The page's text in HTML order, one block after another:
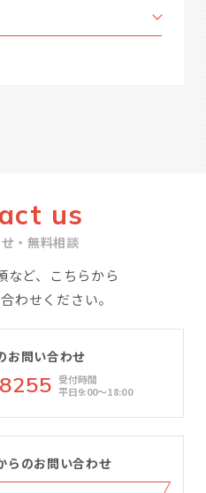
us
・無料相談
など、こちらから
わせください。
お問い合わせ
受付時間
平日9:00〜18:00
らのお問い合わせ